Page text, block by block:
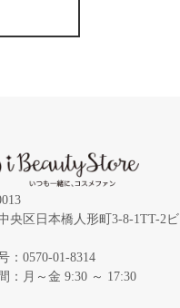
央区日本橋人形町3-8-1TT-2ビ
：0570-01-8314
：月～金 9:30 ～ 17:30